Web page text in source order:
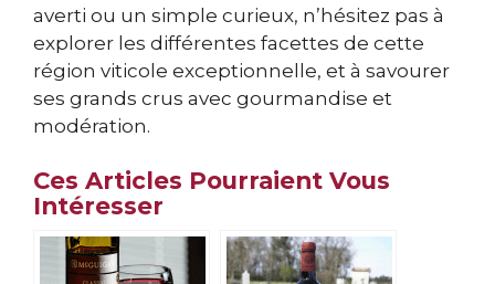
averti ou un simple curieux, n’hésitez pas à
explorer les différentes facettes de cette
région viticole exceptionnelle, et à savourer
ses grands crus avec gourmandise et
modération.
Ces Articles Pourraient Vous
Intéresser